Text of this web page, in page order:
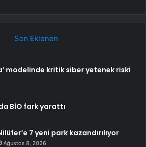
Son Eklenen
modelinde kritik siber yetenek riski
BİO fark yarattı
7 yeni park kazandırılıyor
Ağustos 8, 2026